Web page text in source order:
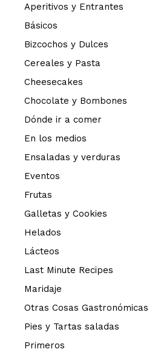
Aperitivos y Entrantes
Básicos
Bizcochos y Dulces
Cereales y Pasta
Cheesecakes
Chocolate y Bombones
Dónde ir a comer
En los medios
Ensaladas y verduras
Eventos
Frutas
Galletas y Cookies
Helados
Lácteos
Last Minute Recipes
Maridaje
Otras Cosas Gastronómicas
Pies y Tartas saladas
Primeros